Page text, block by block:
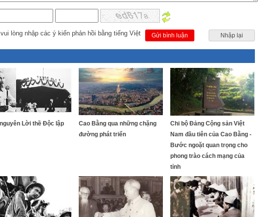
lòng nhập các ý kiến phản hồi bằng tiếng Việt
Gửi bình luận Nhập lại
Lời thề Độc lập
Cao Bằng qua những chặng
đường phát triển
Chi bộ Đảng Cộng sản Việt
Nam đầu tiên của Cao Bằng -
Bước ngoặt quan trọng cho
phong trào cách mạng của
tỉnh